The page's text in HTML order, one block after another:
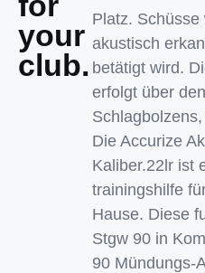
your
club.
Platz.
akustisch
betätigt wird.
erfolgt über
Die Accurize
Kaliber.22lr ist
trainingshilfe
Hause. Diese
Stgw 90 in
90 Mündungs-